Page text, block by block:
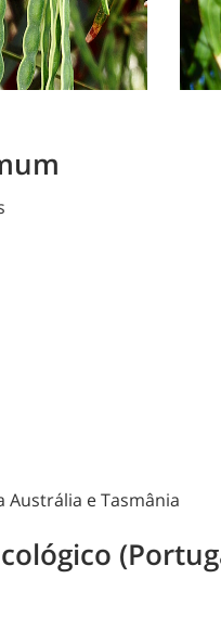
Austrália e Tasmânia